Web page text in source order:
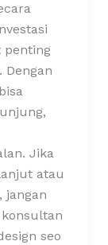
penting
Jika
atau
jangan
seo